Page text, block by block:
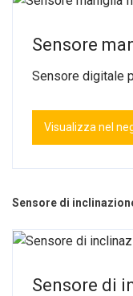
Sensore
Sensore digitale
Visualizza nel
Sensore di
Sensore di